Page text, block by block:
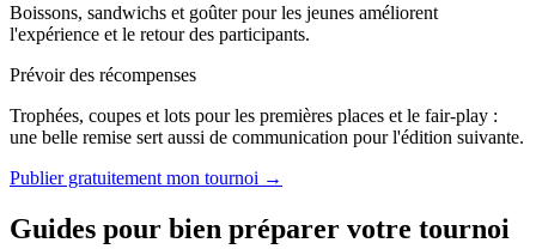
Boissons, sandwichs et goûter pour les jeunes améliorent
l'expérience et le retour des participants.
Prévoir des récompenses
Trophées, coupes et lots pour les premières places et le fair-play :
une belle remise sert aussi de communication pour l'édition suivante.
Publier gratuitement mon tournoi →
Guides pour bien préparer votre tournoi